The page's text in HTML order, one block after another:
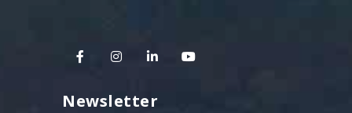
Newsletter